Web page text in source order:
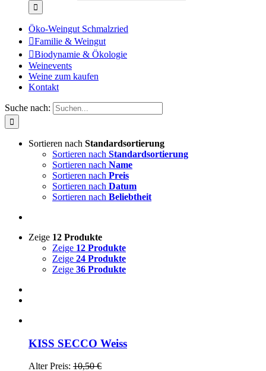
Öko-Weingut Schmalzried
Familie & Weingut
Biodynamie & Ökologie
Weinevents
Weine zum kaufen
Kontakt
Suche nach:
Sortieren nach Standardsortierung
Sortieren nach Standardsortierung
Sortieren nach Name
Sortieren nach Preis
Sortieren nach Datum
Sortieren nach Beliebtheit
Zeige 12 Produkte
Zeige 12 Produkte
Zeige 24 Produkte
Zeige 36 Produkte
KISS SECCO Weiss
Alter Preis: 10,50€